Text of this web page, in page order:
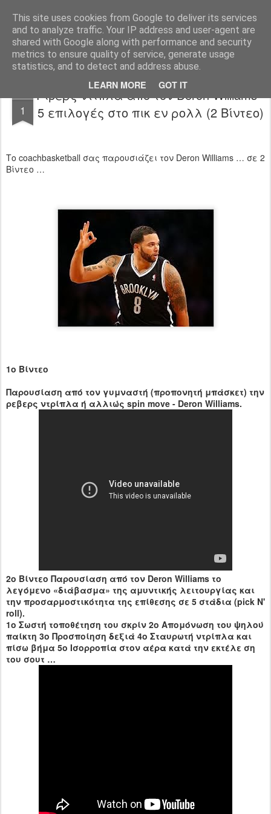
This site uses cookies from Google to deliver its services
and to analyze traffic. Your IP address and user-agent are
shared with Google along with performance and security
metrics to ensure quality of service, generate usage
statistics, and to detect and address abuse.
LEARN MORE GOT IT
All About Basketball Coaching Πάθος ,ομαδικότητα , μαχητικότητα , αντίληψη... με μια λέξη MΠΑΣΚΕΤ... .!!! Αγάπη μεγάλη που κρύβει πολλά μυστικά ...
1
Ριβερς ντίπλα απο τον Deron Williams -
5 επιλογές στο πικ εν ρολλ (2 Βίντεο)
Το coachbasketball σας παρουσιάζει τον Deron Williams … σε 2
Βίντεο …
1ο Βίντεο
Παρουσίαση από τον γυμναστή (προπονητή μπάσκετ) την
ρεβερς ντρίπλα ή αλλιώς spin move - Deron Williams.
2o Βίντεο Παρουσίαση από τον Deron Williams το
λεγόμενο «διάβασμα» της αμυντικής λειτουργίας και
την προσαρμοστικότητα της επίθεσης σε 5 στάδια (pick N'
roll).
1ο Σωστή τοποθέτηση του σκρίν 2ο Απομόνωση του ψηλού
παίκτη 3ο Προσποίηση δεξιά 4ο Σταυρωτή ντρίπλα και
πίσω βήμα 5ο Ισορροπία στον αέρα κατά την εκτέλε ση
του σουτ …